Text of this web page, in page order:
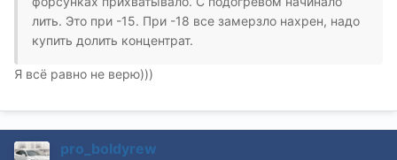
лить. Это при -15. При -18 все замерзло нахрен, надо
купить долить концентрат.
Я всё равно не верю)))
pro_boldyrew